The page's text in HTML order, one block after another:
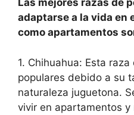
Las mejores razas de
adaptarse a la vida en
como apartamentos
1. Chihuahua: Esta
populares debido a su
naturaleza juguetona.
vivir en apartamentos